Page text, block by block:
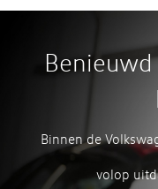
Binnen de
volop